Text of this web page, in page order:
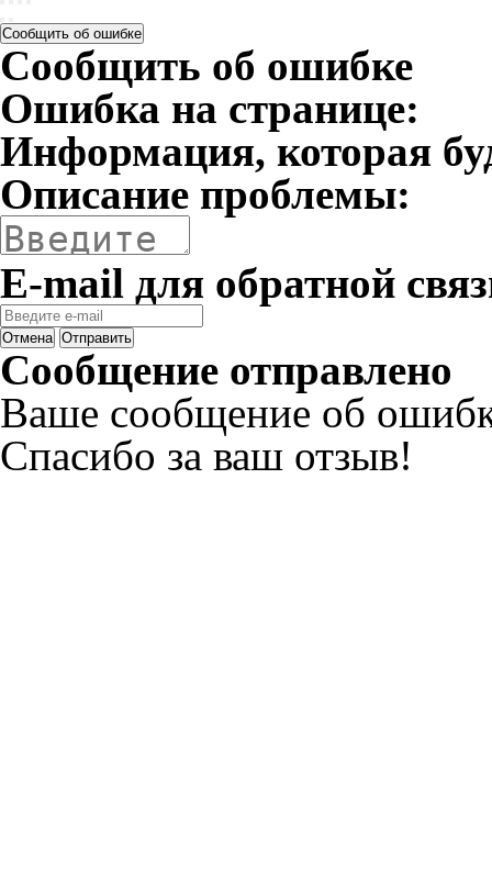
Сообщить об ошибке
Сообщить об ошибке
Ошибка на странице:
Информация, которая
Описание проблемы:
E-mail для обратной
Отмена Отправить
Сообщение отправлено
Ваше сообщение об
Спасибо за ваш отзыв!